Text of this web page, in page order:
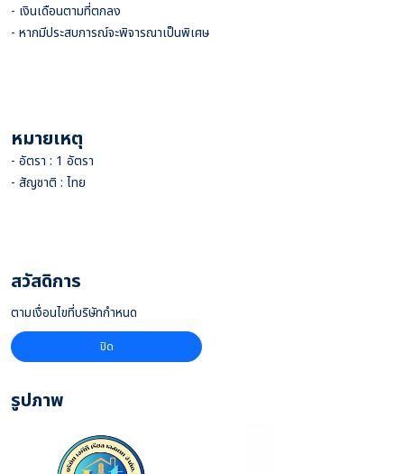
- เงินเดือนตามที่ตกลง
- หากมีประสบการณ์จะพิจารณาเป็นพิเศษ
หมายเหตุ
- อัตรา : 1 อัตรา
- สัญชาติ : ไทย
สวัสดิการ
ตามเงื่อนไขที่บริษัทกำหนด
ปิด
รูปภาพ